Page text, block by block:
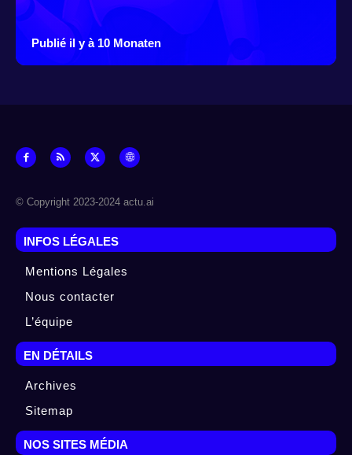
Publié il y à 10 Monaten
© Copyright 2023-2024 actu.ai
INFOS LÉGALES
Mentions Légales
Nous contacter
L’équipe
EN DÉTAILS
Archives
Sitemap
NOS SITES MÉDIA